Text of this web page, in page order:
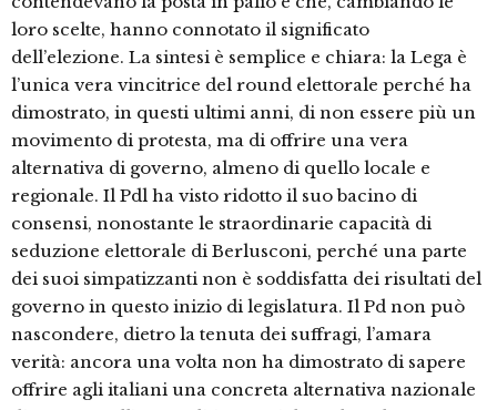
loro scelte, hanno connotato il significato
dell’elezione. La sintesi è semplice e chiara: la Lega è
l’unica vera vincitrice del round elettorale perché ha
dimostrato, in questi ultimi anni, di non essere più un
movimento di protesta, ma di offrire una vera
alternativa di governo, almeno di quello locale e
regionale. Il Pdl ha visto ridotto il suo bacino di
consensi, nonostante le straordinarie capacità di
seduzione elettorale di Berlusconi, perché una parte
dei suoi simpatizzanti non è soddisfatta dei risultati del
governo in questo inizio di legislatura. Il Pd non può
nascondere, dietro la tenuta dei suffragi, l’amara
verità: ancora una volta non ha dimostrato di sapere
offrire agli italiani una concreta alternativa nazionale